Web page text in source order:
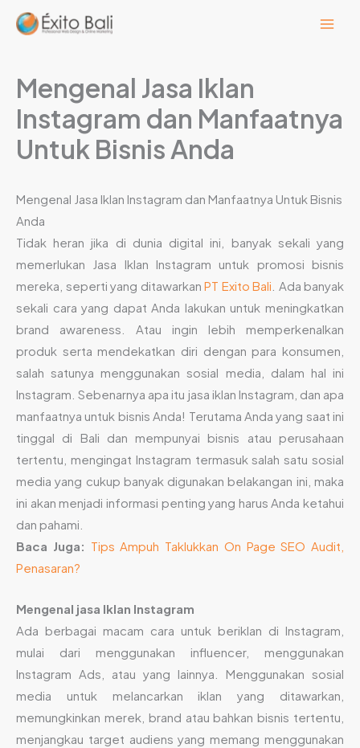
Lewati
Mengenal Jasa Iklan
Instagram dan Manfaatnya
Untuk Bisnis Anda
Mengenal Jasa Iklan Instagram dan Manfaatnya Untuk Bisnis
Anda
Tidak heran jika di dunia digital ini, banyak sekali yang
memerlukan Jasa Iklan Instagram untuk promosi bisnis
mereka, seperti yang ditawarkan PT Exito Bali . Ada banyak
sekali cara yang dapat Anda lakukan untuk meningkatkan
brand awareness. Atau ingin lebih memperkenalkan
produk serta mendekatkan diri dengan para konsumen,
salah satunya menggunakan sosial media, dalam hal ini
Instagram. Sebenarnya apa itu jasa iklan Instagram, dan apa
manfaatnya untuk bisnis Anda! Terutama Anda yang saat ini
tinggal di Bali dan mempunyai bisnis atau perusahaan
tertentu, mengingat Instagram termasuk salah satu sosial
media yang cukup banyak digunakan belakangan ini, maka
ini akan menjadi informasi penting yang harus Anda ketahui
dan pahami.
Baca Juga: Tips Ampuh Taklukkan On Page SEO Audit,
Penasaran?
Mengenal jasa Iklan Instagram
Ada berbagai macam cara untuk beriklan di Instagram,
mulai dari menggunakan influencer, menggunakan
Instagram Ads, atau yang lainnya. Menggunakan sosial
media untuk melancarkan iklan yang ditawarkan,
memungkinkan merek, brand atau bahkan bisnis tertentu,
menjangkau target audiens yang memang menggunakan